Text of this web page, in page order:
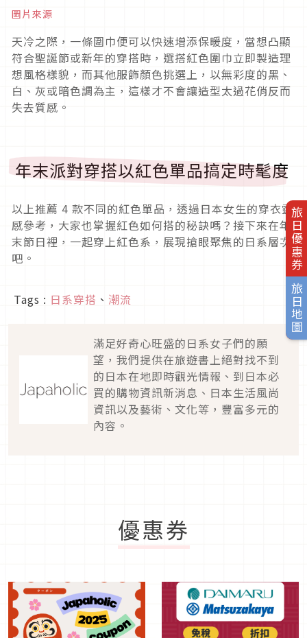
旅日優惠券
旅日地圖
圖片來源
天冷之際，一條圍巾便可以快速增添保暖度，當想凸顯
符合聖誕節或新年的穿搭時，選搭紅色圍巾立即製造理
想風格樣貌，而其他服飾顏色挑選上，以無彩度的黑、
白、灰或暗色調為主，這樣才不會讓造型太過花俏反而
失去質感。
年末派對穿搭以紅色單品搞定時髦度
以上推薦 4 款不同的紅色單品，透過日本女生的穿衣靈
感參考，大家也掌握紅色如何搭的秘訣嗎？接下來在年
末節日裡，一起穿上紅色系，展現搶眼聚焦的日系層次
吧。
Tags : 日系穿搭 、 潮流
滿足好奇心旺盛的日系女子們的願
望，我們提供在旅遊書上絕對找不到
的日本在地即時觀光情報、到日本必
買的購物資訊新消息、日本生活風尚
資訊以及藝術、文化等，豐富多元的
內容。
優惠券